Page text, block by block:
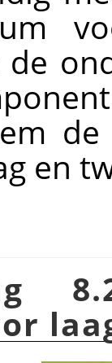
en